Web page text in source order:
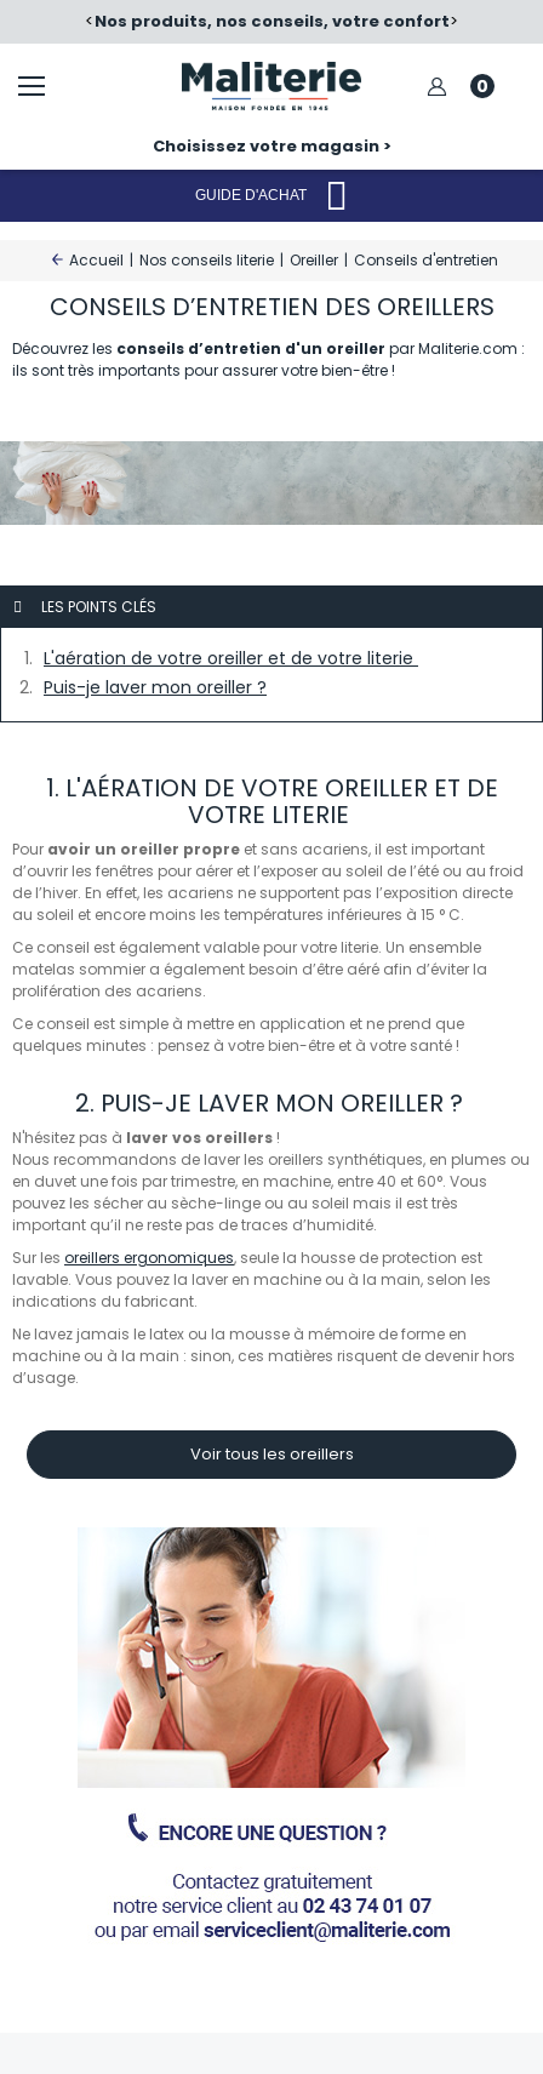
<Nos produits, nos conseils, votre confort>
0
Choisissez votre magasin >
GUIDE D'ACHAT
Accueil | Nos conseils literie | Oreiller | Conseils d'entretien
CONSEILS D’ENTRETIEN DES OREILLERS
Découvrez les conseils d’entretien d'un oreiller par Maliterie.com :
ils sont très importants pour assurer votre bien-être !
LES POINTS CLÉS
L'aération de votre oreiller et de votre literie
Puis-je laver mon oreiller ?
1. L'AÉRATION DE VOTRE OREILLER ET DE
VOTRE LITERIE
Pour avoir un oreiller propre et sans acariens, il est important
d’ouvrir les fenêtres pour aérer et l’exposer au soleil de l’été ou au froid
de l’hiver. En effet, les acariens ne supportent pas l’exposition directe
au soleil et encore moins les températures inférieures à 15 ° C.
Ce conseil est également valable pour votre literie. Un ensemble
matelas sommier a également besoin d’être aéré afin d’éviter la
prolifération des acariens.
Ce conseil est simple à mettre en application et ne prend que
quelques minutes : pensez à votre bien-être et à votre santé !
2. PUIS-JE LAVER MON OREILLER ?
N'hésitez pas à laver vos oreillers !
Nous recommandons de laver les oreillers synthétiques, en plumes ou
en duvet une fois par trimestre, en machine, entre 40 et 60°. Vous
pouvez les sécher au sèche-linge ou au soleil mais il est très
important qu’il ne reste pas de traces d’humidité.
Sur les oreillers ergonomiques, seule la housse de protection est
lavable. Vous pouvez la laver en machine ou à la main, selon les
indications du fabricant.
Ne lavez jamais le latex ou la mousse à mémoire de forme en
machine ou à la main : sinon, ces matières risquent de devenir hors
d’usage.
Voirtous les oreillers